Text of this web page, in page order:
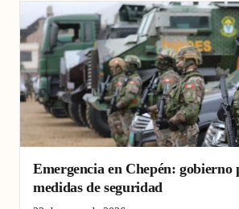
Emergencia en Chepén: gobierno
medidas de seguridad